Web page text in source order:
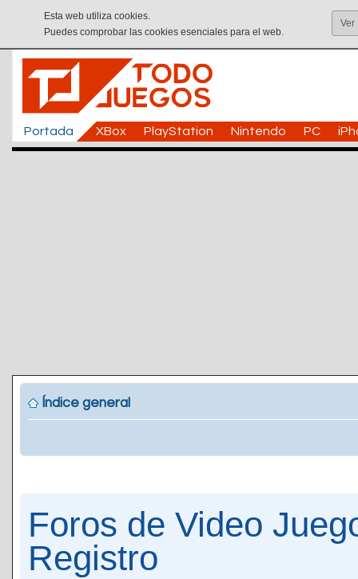
Esta web utiliza cookies.
Puedes comprobar las cookies esenciales para el web.
Ver
Portada XBox PlayStation Nintendo PC
Índice general
Foros de Video
Registro